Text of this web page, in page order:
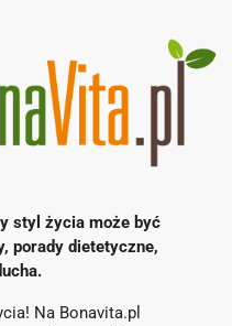
styl życia może być
porady dietetyczne,
Na Bonavita.pl